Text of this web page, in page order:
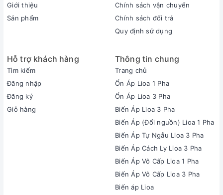
Giới thiệu
Sản phẩm
Chính sách vận chuyển
Chính sách đổi trả
Quy định sử dụng
Hỗ trợ khách hàng
Tìm kiếm
Đăng nhập
Đăng ký
Giỏ hàng
Thông tin chung
Trang chủ
Ổn Áp Lioa 1 Pha
Ổn Áp Lioa 3 Pha
Biến Áp Lioa 3 Pha
Biến Áp (Đổi nguồn) Lioa 1 Pha
Biến Áp Tự Ngẫu Lioa 3 Pha
Biến Áp Cách Ly Lioa 3 Pha
Biến Áp Vô Cấp Lioa 1 Pha
Biến Áp Vô Cấp Lioa 3 Pha
Biến áp Lioa